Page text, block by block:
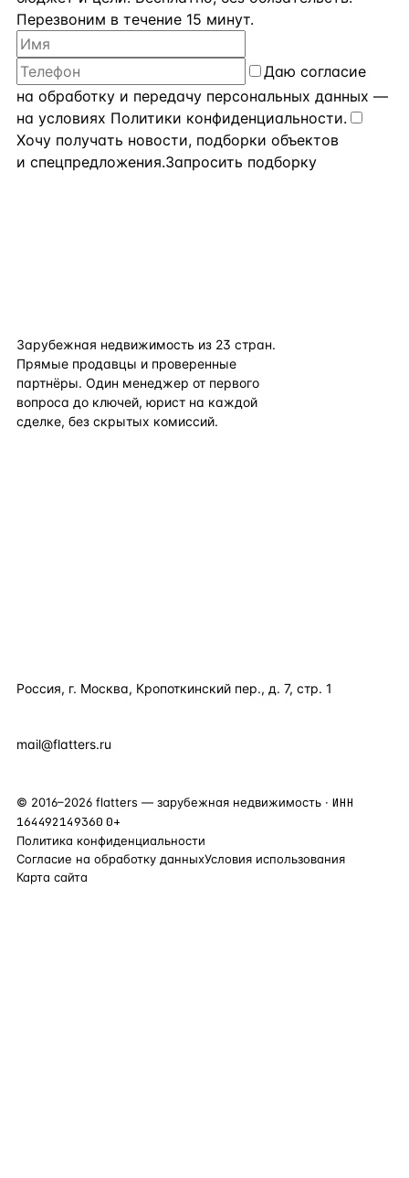
Перезвоним в течение 15 минут.
Даю согласие
на обработку и передачу персональных данных —
на условиях Политики конфиденциальности.
Хочу получать новости, подборки объектов
и спецпредложения.Запросить подборку
Зарубежная недвижимость из 23 стран.
Прямые продавцы и проверенные
партнёры. Один менеджер от первого
вопроса до ключей, юрист на каждой
сделке, без скрытых комиссий.
Россия, г. Москва, Кропоткинский пер., д. 7, стр. 1
mail@flatters.ru
© 2016–2026 flatters — зарубежная недвижимость · ИНН
164492149360 0+
Политика конфиденциальности
Согласие на обработку данныхУсловия использования
Карта сайта